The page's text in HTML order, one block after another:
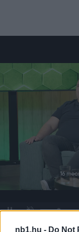
nb1.hu - Do Not
Pause UnmuteLoaded: